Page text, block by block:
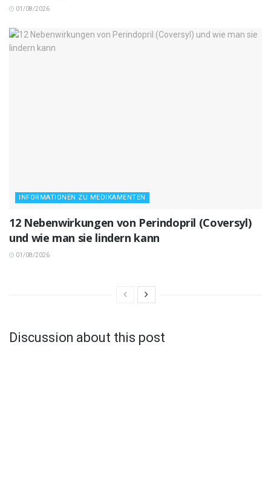
01/08/2026
INFORMATIONEN ZU MEDIKAMENTEN
12 Nebenwirkungen von Perindopril (Coversyl)
und wie man sie lindern kann
01/08/2026
Discussion about this post